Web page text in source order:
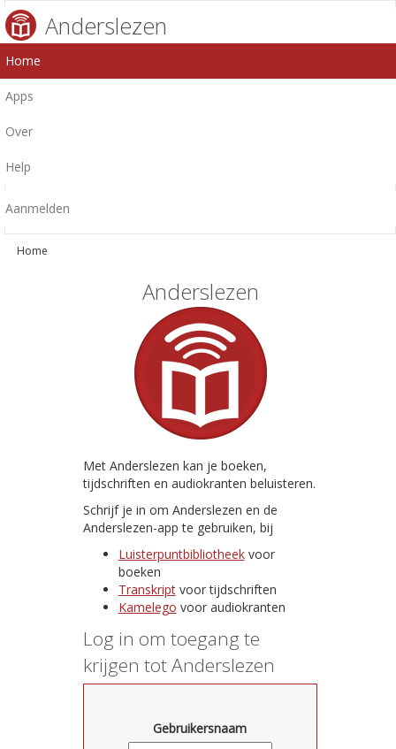
Anderslezen
Home
Apps
Over
Help
Aanmelden
Home
Anderslezen
Met Anderslezen kan je boeken,
tijdschriften en audiokranten beluisteren.
Schrijf je in om Anderslezen en de
Anderslezen-app te gebruiken, bij
Luisterpuntbibliotheekvoor
boeken
Transkriptvoor tijdschriften
Kamelego voor audiokranten
Log in om toegang te
krijgen tot Anderslezen
Gebruikersnaam